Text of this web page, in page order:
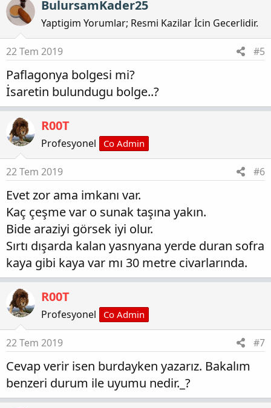
BulursamKader25
Yaptigim Yorumlar; Resmi Kazilar İcin Gecerlidir.
22 Tem 2019 #5
Paflagonya bolgesi mi?
İsaretin bulundugu bolge..?
R00T
Profesyonel Co Admin
22 Tem 2019 #6
Evet zor ama imkanı var.
Kaç çeşme var o sunak taşına yakın.
Bide araziyi görsek iyi olur.
Sırtı dışarda kalan yasnyana yerde duran sofra
kaya gibi kaya var mı 30 metre civarlarında.
R00T
Profesyonel Co Admin
22 Tem 2019 #7
Cevap verir isen burdayken yazarız. Bakalım
benzeri durum ile uyumu nedir._?